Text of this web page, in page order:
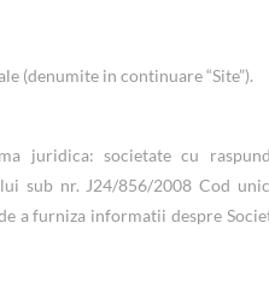
(denumite in continuare “Site”).
juridica: societate cu
sub nr. J24/856/2008 Cod
a furniza informatii despre